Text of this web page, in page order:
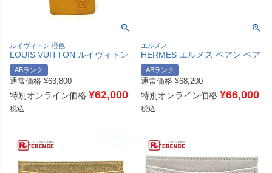
ルイヴィトン 橙色
LOUIS VUITTON ルイヴィトン
Ｍ81811 LV アエログラム ポル
トフォイユ ブラザNM 財布 ウ
ォレット 長財布 トリヨンレザ
ー レディース サフラン オレン
ジ 【中古】
ABランク
通常価格 ¥63,800
特別オンライン価格 ¥62,000
税込
エルメス
HERMES エルメス ベアン ベア
ンクラシック シルバー金具 財
布 小物 ロングウォレット 2つ
折り 長財布 シェーブル レディ
ース ピンク 【中古】
ABランク
通常価格 ¥68,200
特別オンライン価格 ¥66,000
税込